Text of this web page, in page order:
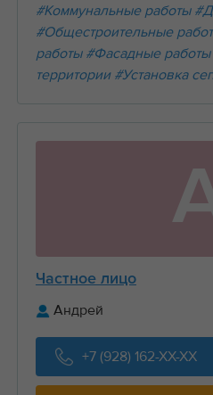
#Коммунальные работы
#Общестроительные
работы #Фасадные работы
территории #Установка
Частное лицо
Андрей
+7 (928) 162-XX-XX